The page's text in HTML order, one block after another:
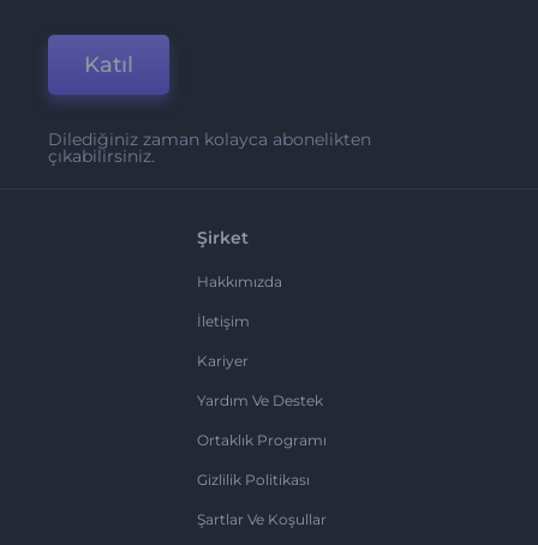
Katıl
Dilediğiniz zaman kolayca abonelikten
çıkabilirsiniz.
Şirket
Hakkımızda
İletişim
Kariyer
Yardım Ve Destek
Ortaklık Programı
Gizlilik Politikası
Şartlar Ve Koşullar